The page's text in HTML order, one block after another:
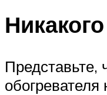
Представьте,